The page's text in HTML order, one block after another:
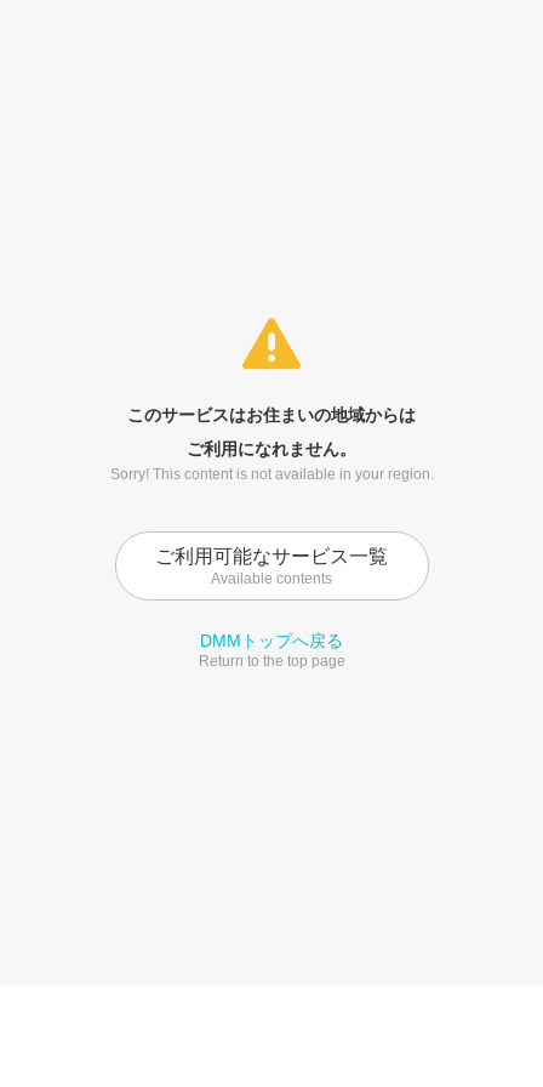
このサービスはお住まいの地域からは
ご利用になれません。
Sorry! This content is not available in your region.
ご利用可能なサービス一覧
Available contents
DMMトップへ戻る
Return to the top page